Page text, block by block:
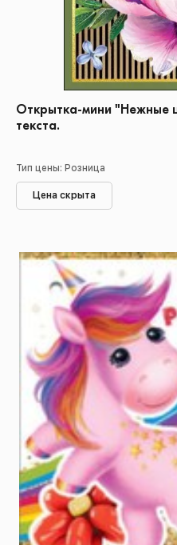
Открытка-мини "Нежные
текста.
Тип цены: Розница
Цена скрыта